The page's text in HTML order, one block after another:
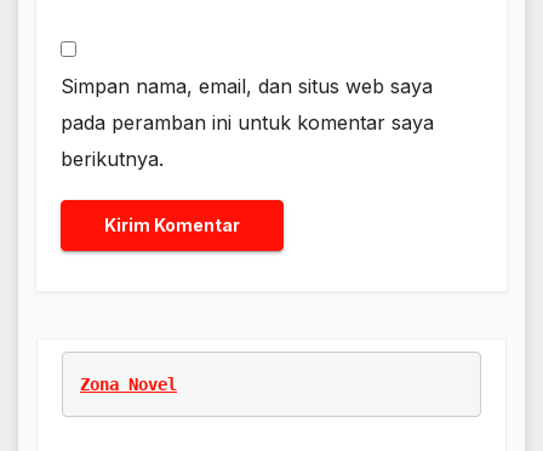
Simpan nama, email, dan situs web saya
pada peramban ini untuk komentar saya
berikutnya.
Zona Novel